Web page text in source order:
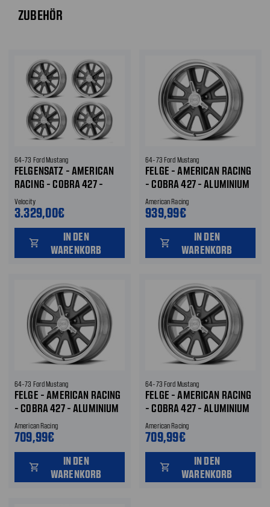
ZUBEHÖR
64-73 Ford Mustang
FELGENSATZ - AMERICAN
RACING - COBRA 427 -
ALUMINIUM - 17X7 / 17X8 " -
GRAU
Velocity
3.329,00€
shopping_cart
IN DEN
WARENKORB
64-73 Ford Mustang
FELGE - AMERICAN RACING
- COBRA 427 - ALUMINIUM
- 17X7 " - GRAU
American Racing
939,99€
shopping_cart
IN DEN
WARENKORB
64-73 Ford Mustang
FELGE - AMERICAN RACING
- COBRA 427 - ALUMINIUM
- 15X7 " - GRAU
American Racing
709,99€
shopping_cart
IN DEN
WARENKORB
64-73 Ford Mustang
FELGE - AMERICAN RACING
- COBRA 427 - ALUMINIUM
- 15X8 " - GRAU
American Racing
709,99€
shopping_cart
IN DEN
WARENKORB